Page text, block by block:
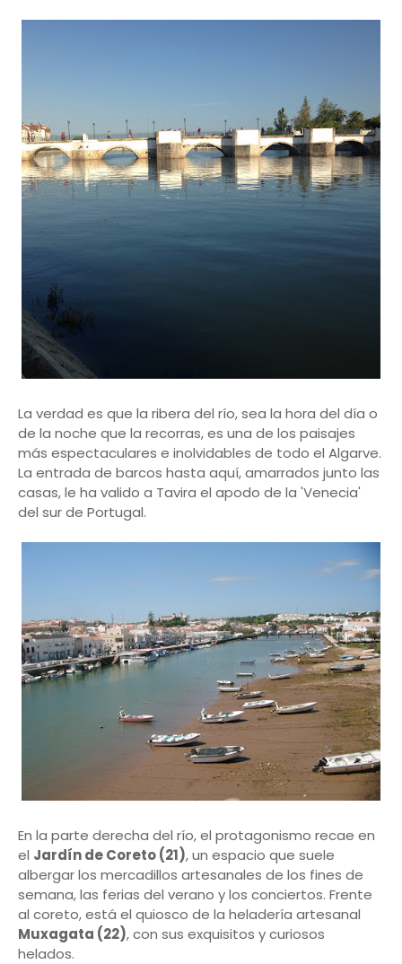
La verdad es que la ribera del río, sea la hora del día o
de la noche que la recorras, es una de los paisajes
más espectaculares e inolvidables de todo el Algarve.
La entrada de barcos hasta aquí, amarrados junto las
casas, le ha valido a Tavira el apodo de la 'Venecia'
del sur de Portugal.
En la parte derecha del río, el protagonismo recae en
el Jardín de Coreto (21), un espacio que suele
albergar los mercadillos artesanales de los fines de
semana, las ferias del verano y los conciertos. Frente
al coreto, está el quiosco de la heladería artesanal
Muxagata (22), con sus exquisitos y curiosos
helados.